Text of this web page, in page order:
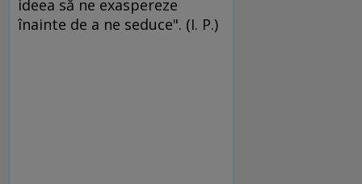
ideea să ne exaspereze
înainte de a ne seduce". (I. P.)